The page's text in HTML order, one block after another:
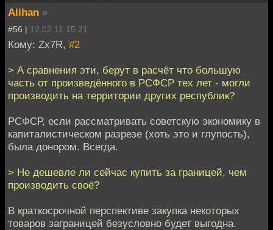
Alihan »
#56 | 12.02.11 15:21
Кому: Zx7R, #2
> А сравнения эти, берут в расчёт что большую
часть от произведённого в РСФСР тех лет - могли
производить на территории других республик?
РСФСР, если рассматривать советскую экономику в
капиталистическом разрезе (хоть это и глупость),
была донором. Всегда.
> Не дешевле ли сейчас купить за границей, чем
производить своё?
В краткосрочной перспективе закупка некоторых
товаров заграницей безусловно будет выгодна.